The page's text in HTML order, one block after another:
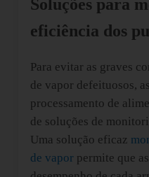
Soluções para
eficiência dos
Para evitar as graves
de vapor defeituosos,
processamento de
de soluções de
Uma solução eficaz
de vaporpermite que